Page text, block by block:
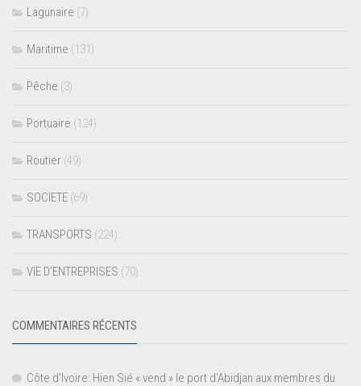
Lagunaire (7)
Maritime (131)
Pêche (3)
Portuaire (124)
Routier (49)
SOCIETE (69)
TRANSPORTS (224)
VIE D’ENTREPRISES (70)
COMMENTAIRES RÉCENTS
Côte d'Ivoire: Hien Sié « vend » le port d'Abidjan aux membres du